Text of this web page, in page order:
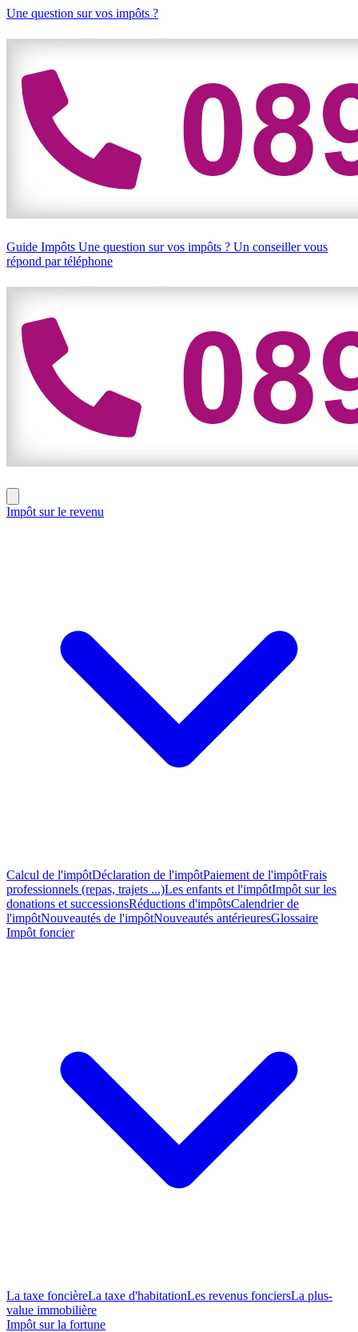
Une question sur vos impôts ?
Guide Impôts Une question sur vos impôts ? Un conseiller vous
répond par téléphone
Impôt sur le revenu
Calcul de l'impôtDéclaration de l'impôtPaiement de l'impôtFrais
professionnels (repas, trajets ...)Les enfants et l'impôtImpôt sur les
donations et successionsRéductions d'impôtsCalendrier de
l'impôtNouveautés de l'impôtNouveautés antérieuresGlossaire
Impôt foncier
La taxe foncièreLa taxe d'habitationLes revenus fonciersLa plus-
value immobilière
Impôt sur la fortune